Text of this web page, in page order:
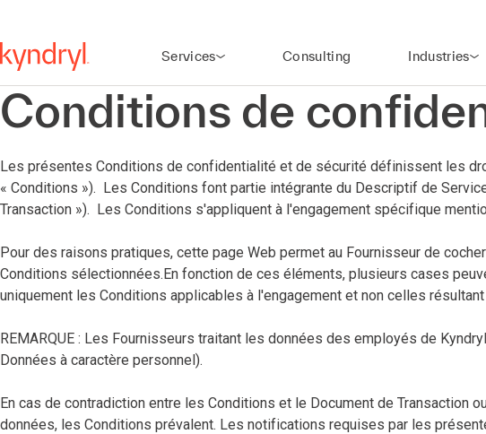
Services Consulting Industries
Conditions de
Les présentes Conditions de confidentialité et de sécurité définissent les
« Conditions »). Les Conditions font partie intégrante du Descriptif de
Transaction »). Les Conditions s'appliquent à l'engagement spécifique
Pour des raisons pratiques, cette page Web permet au Fournisseur de
Conditions sélectionnées.En fonction de ces éléments, plusieurs cases
uniquement les Conditions applicables à l'engagement et non celles
REMARQUE : Les Fournisseurs traitant les données des employés de
Données à caractère personnel).
En cas de contradiction entre les Conditions et le Document de Transaction
données, les Conditions prévalent. Les notifications requises par les